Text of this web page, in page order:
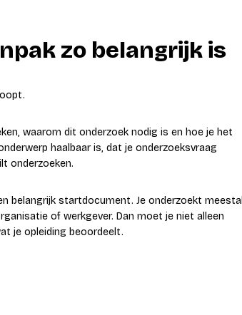
zo belangrijk is
waarom dit onderzoek nodig is en hoe je het
haalbaar is, dat je onderzoeksvraag
onderzoeken.
belangrijk startdocument. Je onderzoekt meestal
of werkgever. Dan moet je niet alleen
je opleiding beoordeelt.